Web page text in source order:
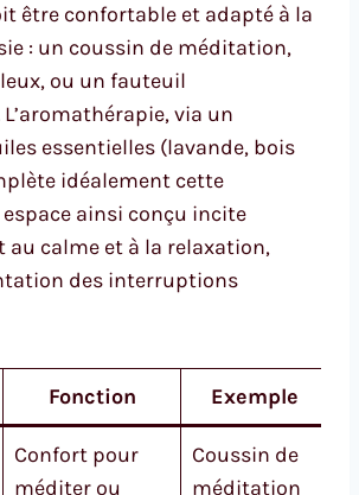
être confortable et adapté à la
: un coussin de méditation,
ou un fauteuil
via un
essentielles (lavande, bois
idéalement cette
ainsi conçu incite
calme et à la relaxation,
des interruptions
Fonction Exemple
Confort pour
méditer ou
Coussin de
méditation